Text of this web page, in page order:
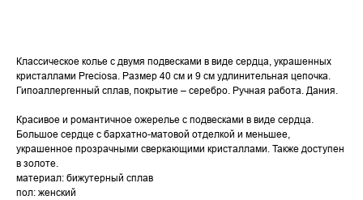
Классическое колье с двумя подвесками в виде сердца, украшенных
кристаллами Preciosa. Размер 40 см и 9 см удлинительная цепочка.
Гипоаллергенный сплав, покрытие – серебро. Ручная работа. Дания.
Красивое и романтичное ожерелье с подвесками в виде сердца.
Большое сердце с бархатно-матовой отделкой и меньшее,
украшенное прозрачными сверкающими кристаллами. Также доступен
в золоте.
материал: бижутерный сплав
пол: женский